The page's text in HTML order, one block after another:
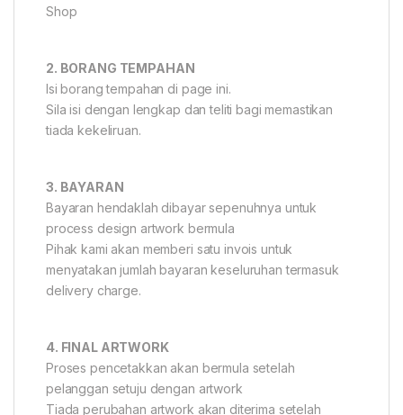
Shop
2. BORANG TEMPAHAN
Isi borang tempahan di page ini.
Sila isi dengan lengkap dan teliti bagi memastikan
tiada kekeliruan.
3. BAYARAN
Bayaran hendaklah dibayar sepenuhnya untuk
process design artwork bermula
Pihak kami akan memberi satu invois untuk
menyatakan jumlah bayaran keseluruhan termasuk
delivery charge.
4. FINAL ARTWORK
Proses pencetakkan akan bermula setelah
pelanggan setuju dengan artwork
Tiada perubahan artwork akan diterima setelah